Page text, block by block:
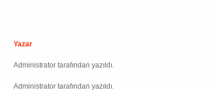
Yazar
Administrator tarafından yazıldı.
Administrator tarafından yazıldı.